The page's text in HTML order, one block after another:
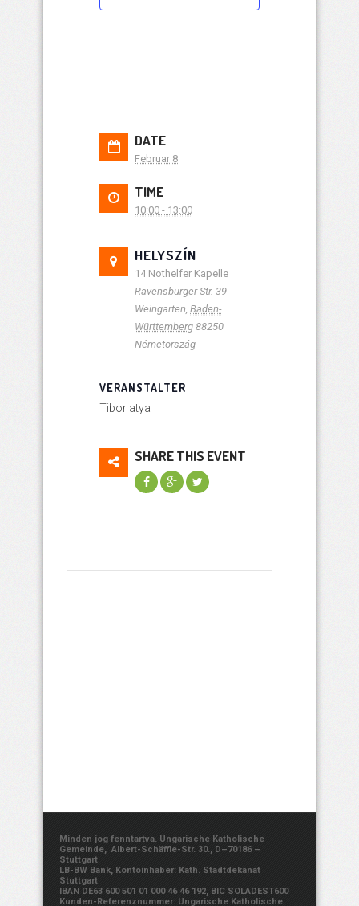
DATE
Februar 8
TIME
10:00 - 13:00
HELYSZÍN
14 Nothelfer Kapelle
Ravensburger Str. 39
Weingarten, Baden-
Württemberg 88250
Németország
VERANSTALTER
Tibor atya
SHARE THIS EVENT
Minden jog fenntartva. Ungarische Katholische
Gemeinde, Albert-Schäffle-Str. 30., D–70186 –
Stuttgart
LB-BW Bank, Kontoinhaber: Kath. Stadtdekanat
Stuttgart
IBAN DE63 600 501 01 000 46 46 192, BIC SOLADEST600
Kunden-Referenznummer: Ungarische Katholische